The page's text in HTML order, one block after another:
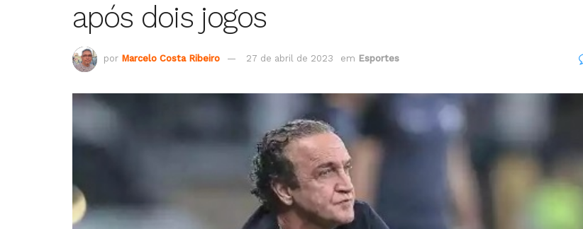
após dois jogos
por Marcelo Costa Ribeiro 27 de abril de 2023 em Esportes